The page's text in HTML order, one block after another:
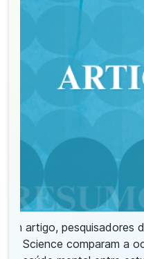
Em artigo, pesquisadores
da Science comparam a